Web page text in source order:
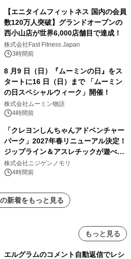
【エニタイムフィットネス 国内の会員
数120万人突破】グランドオープンの
西小山店が世界6,000店舗目で達成！
株式会社Fast Fitness Japan
3時間前
8 月9 日（日）『ムーミンの日』をス
タートに16 日（日）まで 「ムーミン
の日スペシャルウィーク」開催！
株式会社ムーミン物語
4時間前
「クレヨンしんちゃんアドベンチャー
パーク」2027年春リニューアル決定！
ジップライン＆アスレチックが遊べる
のは今年が最後！ 「ラスト！ドキがム
ネムネ～大作戦！」始動
株式会社ニジゲンノモリ
4時間前
新着をもっと見る
もっと見る
エルグラムのコメント自動返信でレシ